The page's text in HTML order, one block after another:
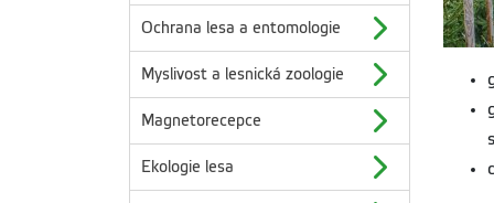
Ochrana lesa a entomologie
Myslivost a lesnická zoologie
Magnetorecepce
Ekologie lesa